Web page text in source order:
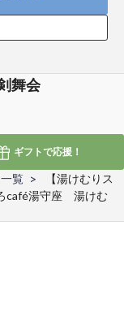
舞会
ギフトで応援！
覧
【湯けむりス
café湯守座 湯けむ